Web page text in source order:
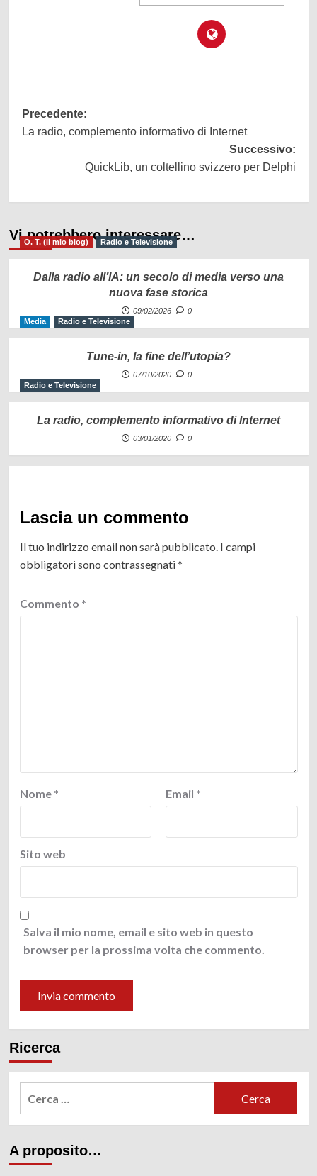
Navigazione
articolo
Precedente:
La radio, complemento informativo di Internet
Successivo:
QuickLib, un coltellino svizzero per Delphi
Vi potrebbero interessare…
O. T. (Il mio blog) Radio e Televisione
Dalla radio all’IA: un secolo di media verso una
nuova fase storica
09/02/2026
0
Media
Radio e Televisione
Tune-in, la fine dell’utopia?
07/10/2020
0
Radio e Televisione
La radio, complemento informativo di Internet
03/01/2020 0
Lascia un commento
Il tuo indirizzo email non sarà pubblicato. I campi
obbligatori sono contrassegnati*
Commento *
Nome * Email *
Sito web
Salva il mio nome, email e sito web in questo
browser per la prossima volta che commento.
Ricerca
A proposito…